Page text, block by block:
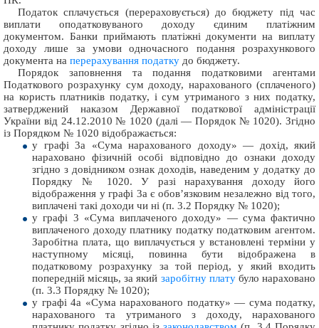
Податок сплачується (перераховується) до бюджету під час
виплати оподатковуваного доходу єдиним платіжним
документом. Банки приймають платіжні документи на виплату
доходу лише за умови одночасного подання розрахункового
документа на перерахування податку до бюджету.
Порядок заповнення та подання податковими агентами
Податкового розрахунку сум доходу, нарахованого (сплаченого)
на користь платників податку, і сум утриманого з них податку,
затверджений наказом Державної податкової адміністрації
України від 24.12.2010 № 1020 (далі — Порядок № 1020). Згідно
із Порядком № 1020 відображається:
у графі 3а «Сума нарахованого доходу» — дохід, який
нараховано фізичній особі відповідно до ознаки доходу
згідно з довідником ознак доходів, наведеним у додатку до
Порядку № 1020. У разі нарахування доходу його
відображення у графі 3а є обов’язковим незалежно від того,
виплачені такі доходи чи ні (п. 3.2 Порядку № 1020);
у графі 3 «Сума виплаченого доходу» — сума фактично
виплаченого доходу платнику податку податковим агентом.
Заробітна плата, що виплачується у встановлені терміни у
наступному місяці, повинна бути відображена в
податковому розрахунку за той період, у який входить
попередній місяць, за який заробітну платубуло нараховано
(п. 3.3 Порядку № 1020);
у графі 4а «Сума нарахованого податку» — сума податку,
нарахованого та утриманого з доходу, нарахованого